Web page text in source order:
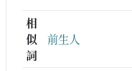
相
似
詞
前生人